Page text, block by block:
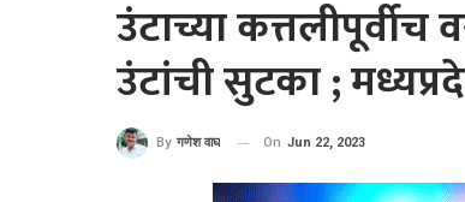
उंटाच्या
उंटांची सुटका ;
By गणेश वाघ On Jun 22, 2023